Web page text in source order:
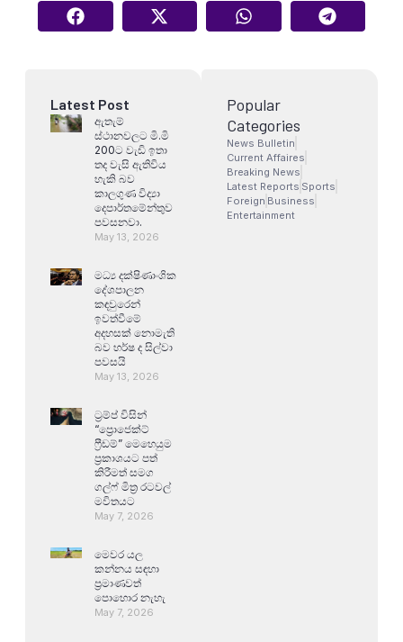
Latest Post
ඇතැම්
ස්ථානවලට මි.මි
200ට වැඩි ඉතා
තද වැසි ඇතිවිය
හැකි බව
කාලගුණ විද්‍යා
දෙපාර්තමේන්තුව
පවසනවා.
May 13, 2026
මධ්‍ය දක්ෂිණාංශික
දේශපාලන
කඳවුරෙන්
ඉවත්වීමේ
අදහසක් නොමැති
බව හර්ෂ ද සිල්වා
පවසයි
May 13, 2026
ට්‍රම්ප් විසින්
“ප්‍රොජෙක්ට්
ෆ්‍රීඩම්” මෙහෙයුම
ප්‍රකාශයට පත්
කිරීමත් සමග
ගල්ෆ් මිත්‍ර රටවල්
මවිතයට
May 7, 2026
මෙවර යල
කන්නය සඳහා
ප්‍රමාණවත්
පොහොර නැහැ
May 7, 2026
Popular
Categories
News Bulletin
Current Affaires
Breaking News
Latest Reports Sports
Foreign Business
Entertainment